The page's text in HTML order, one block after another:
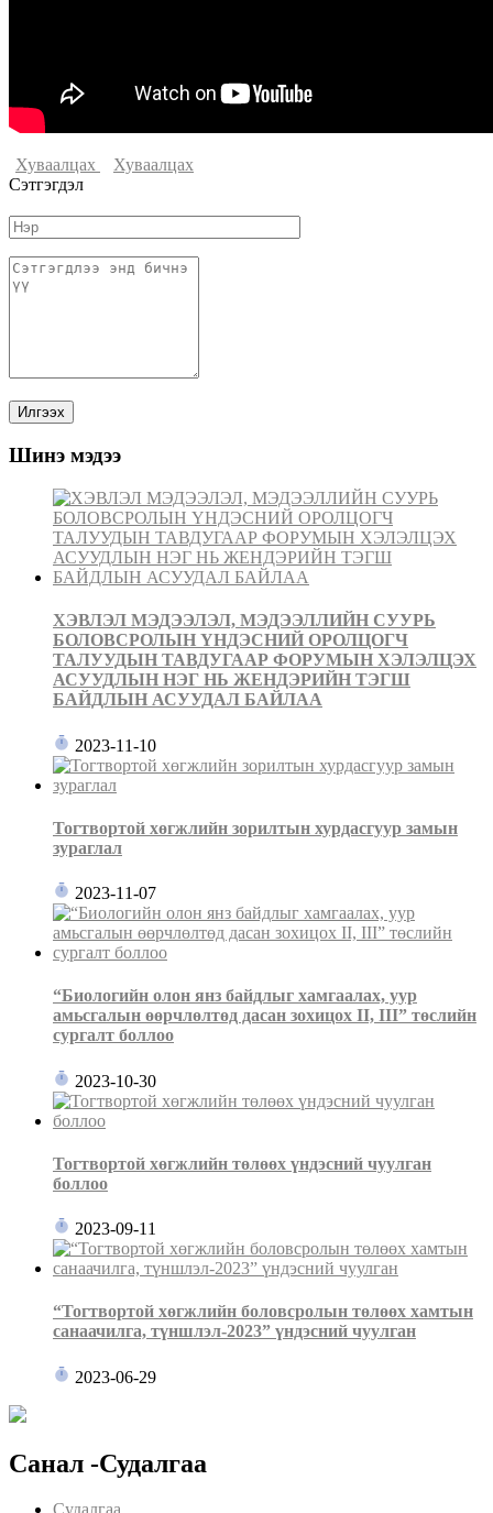
Хуваалцах
Хуваалцах
Сэтгэгдэл
Шинэ мэдээ
ХЭВЛЭЛ МЭДЭЭЛЭЛ, МЭДЭЭЛЛИЙН СУУРЬ
БОЛОВСРОЛЫН ҮНДЭСНИЙ ОРОЛЦОГЧ
ТАЛУУДЫН ТАВДУГААР ФОРУМЫН ХЭЛЭЛЦЭХ
АСУУДЛЫН НЭГ НЬ ЖЕНДЭРИЙН ТЭГШ
БАЙДЛЫН АСУУДАЛ БАЙЛАА
2023-11-10
Тогтвортой хөгжлийн зорилтын хурдасгуур замын
зураглал
2023-11-07
“Биологийн олон янз байдлыг хамгаалах, уур
амьсгалын өөрчлөлтөд дасан зохицох II, III” төслийн
сургалт боллоо
2023-10-30
Тогтвортой хөгжлийн төлөөх үндэсний чуулган
боллоо
2023-09-11
“Тогтвортой хөгжлийн боловсролын төлөөх хамтын
санаачилга, түншлэл-2023” үндэсний чуулган
2023-06-29
Санал -Судалгаа